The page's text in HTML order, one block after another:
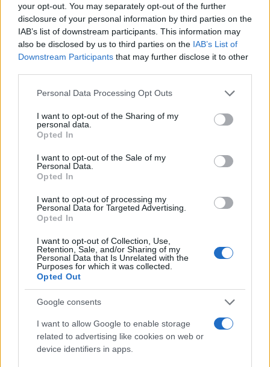
your opt-out. You may separately opt-out of the further
disclosure of your personal information by third parties on the
IAB’s list of downstream participants. This information may
also be disclosed by us to third parties on the IAB’s List of
Downstream Participants that may further disclose it to other
Please note that this website/app uses one or more Google
not limited to your visit or usage behaviour. You may click to
grant or deny consent to Google and its third-party tags to
use your data for below specified purposes in below Google
consent section.
Personal Data Processing Opt Outs
I want to opt-out of the Sharing of my
personal data.
Opted In
I want to opt-out of the Sale of my
Personal Data.
Opted In
I want to opt-out of processing my
Personal Data for Targeted Advertising.
Opted In
I want to opt-out of Collection, Use,
Retention, Sale, and/or Sharing of my
Personal Data that Is Unrelated with the
Purposes for which it was collected.
Opted Out
Google consents
I want to allow Google to enable storage
related to advertising like cookies on web or
device identifiers in apps.
del fondo pensione
Beatrice Beretta · 6 Ago 2026
SALUTE
Salta su! La Regione Emilia-Romagna conferma gli
abbonamenti gratuiti per gli studenti
Beatrice Beretta · 5 Ago 2026